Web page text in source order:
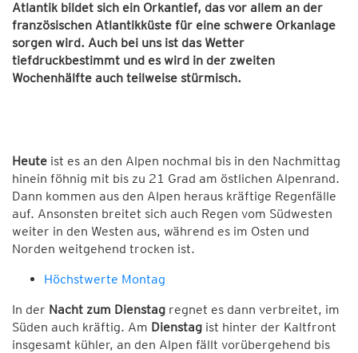
Atlantik bildet sich ein Orkantief, das vor allem an der
französischen Atlantikküste für eine schwere Orkanlage
sorgen wird. Auch bei uns ist das Wetter
tiefdruckbestimmt und es wird in der zweiten
Wochenhälfte auch teilweise stürmisch.
Heute ist es an den Alpen nochmal bis in den Nachmittag
hinein föhnig mit bis zu 21 Grad am östlichen Alpenrand.
Dann kommen aus den Alpen heraus kräftige Regenfälle
auf. Ansonsten breitet sich auch Regen vom Südwesten
weiter in den Westen aus, während es im Osten und
Norden weitgehend trocken ist.
Höchstwerte Montag
In der Nacht zum Dienstag regnet es dann verbreitet, im
Süden auch kräftig. Am Dienstag ist hinter der Kaltfront
insgesamt kühler, an den Alpen fällt vorübergehend bis